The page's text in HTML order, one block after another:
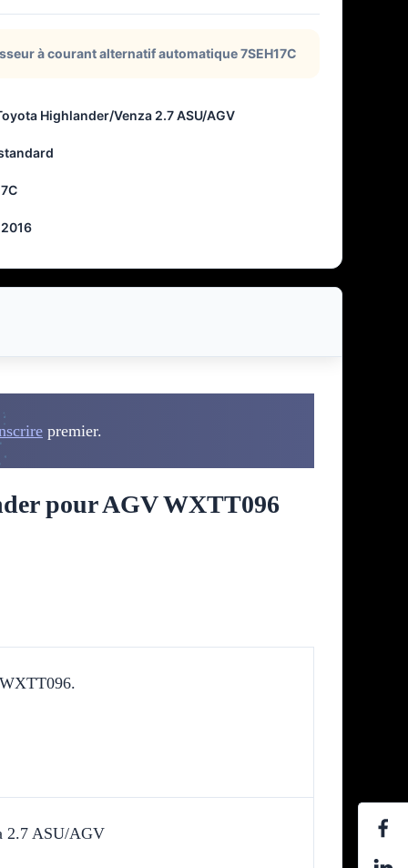
à courant alternatif automatique 7SEH17C
Highlander/Venza 2.7 ASU/AGV
premier.
pour AGV WXTT096
2.7 ASU/AGV